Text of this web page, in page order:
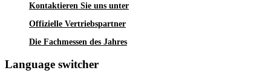
Kontaktieren Sie uns unter
Offizielle Vertriebspartner
Die Fachmessen des Jahres
Language switcher